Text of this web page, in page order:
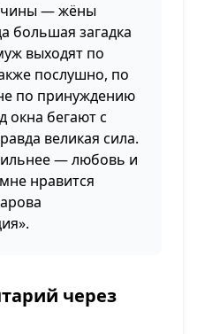
— жёны
большая загадка
выходят по
послушно, по
по принуждению
окна бегают с
великая сила.
— любовь и
нравится
через